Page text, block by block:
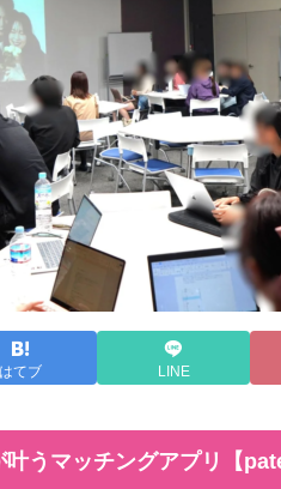
はてブ LINE
叶うマッチングアプリ【